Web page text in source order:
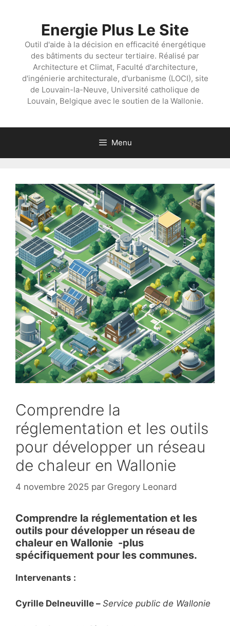
Energie Plus Le Site
Outil d'aide à la décision en efficacité énergétique
des bâtiments du secteur tertiaire. Réalisé par
Architecture et Climat, Faculté d'architecture,
d'ingénierie architecturale, d'urbanisme (LOCI), site
de Louvain-la-Neuve, Université catholique de
Louvain, Belgique avec le soutien de la Wallonie.
Menu
Comprendre la
réglementation et les outils
pour développer un réseau
de chaleur en Wallonie
4 novembre 2025 par Gregory Leonard
Comprendre la réglementation et les
outils pour développer un réseau de
chaleur en Wallonie -plus
spécifiquement pour les communes.
Intervenants :
Cyrille Delneuville – Service public de Wallonie